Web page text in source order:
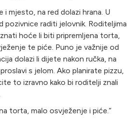
i mjesto, na red dolazi hrana. U
pozivnice raditi jelovnik. Roditeljima
hoće li biti pripremljena torta,
te piće. Puno je važnije od
dolazi li dijete nakon ručka, na
s jelom. Ako planirate pizzu,
to izravno kako bi roditelji znali
torta, malo osvježenje i piće.“